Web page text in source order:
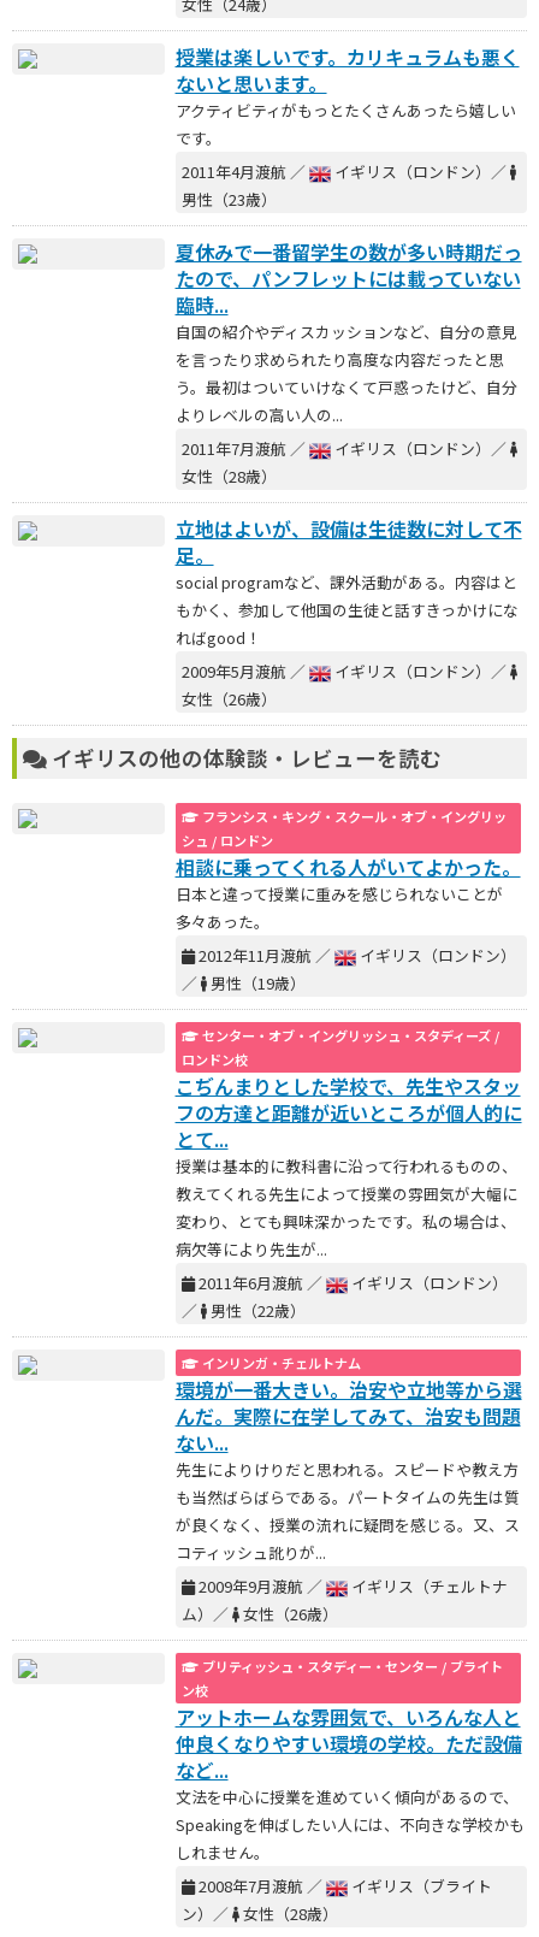
授業は楽しいです。カリキュラムも悪く
ないと思います。
アクティビティがもっとたくさんあったら嬉しい
です。
2011年4月渡航 ／
イギリス（ロンドン）／
男性（23歳）
夏休みで一番留学生の数が多い時期だっ
たので、パンフレットには載っていない
臨時...
自国の紹介やディスカッションなど、自分の意見
を言ったり求められたり高度な内容だったと思
う。最初はついていけなくて戸惑ったけど、自分
よりレベルの高い人の...
2011年7月渡航 ／
イギリス（ロンドン）／
女性（28歳）
立地はよいが、設備は生徒数に対して不
足。
social programなど、課外活動がある。内容はと
もかく、参加して他国の生徒と話すきっかけにな
ればgood！
2009年5月渡航 ／
イギリス（ロンドン）／
女性（26歳）
イギリスの他の体験談・レビューを読む
フランシス・キング・スクール・オブ・イングリッ
シュ / ロンドン
相談に乗ってくれる人がいてよかった。
日本と違って授業に重みを感じられないことが
多々あった。
2012年11月渡航 ／
イギリス（ロンドン）
／ 男性（19歳）
センター・オブ・イングリッシュ・スタディーズ /
ロンドン校
こぢんまりとした学校で、先生やスタッ
フの方達と距離が近いところが個人的に
とて...
授業は基本的に教科書に沿って行われるものの、
教えてくれる先生によって授業の雰囲気が大幅に
変わり、とても興味深かったです。私の場合は、
病欠等により先生が...
2011年6月渡航 ／
イギリス（ロンドン）
／ 男性（22歳）
インリンガ・チェルトナム
環境が一番大きい。治安や立地等から選
んだ。実際に在学してみて、治安も問題
ない...
先生によりけりだと思われる。スピードや教え方
も当然ばらばらである。パートタイムの先生は質
が良くなく、授業の流れに疑問を感じる。又、ス
コティッシュ訛りが...
2009年9月渡航 ／
イギリス（チェルトナ
ム）／ 女性（26歳）
ブリティッシュ・スタディー・センター / ブライト
ン校
アットホームな雰囲気で、いろんな人と
仲良くなりやすい環境の学校。ただ設備
など...
文法を中心に授業を進めていく傾向があるので、
Speakingを伸ばしたい人には、不向きな学校かも
しれません。
2008年7月渡航 ／
イギリス（ブライト
ン）／ 女性（28歳）